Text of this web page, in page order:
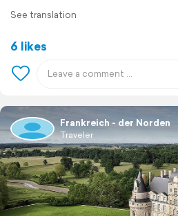
See translation
6 likes
Frankreich - der Norden
Traveler